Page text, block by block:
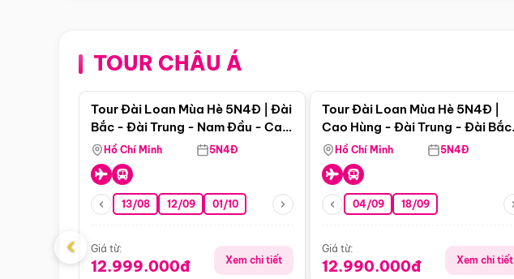
TOUR CHÂU ÁĐiểm nổi bật
Tour Đài Loan Mùa Hè 5N4Đ | Đài
Bắc - Đài Trung - Nam Đầu - Cao
Hùng ( Bay Vn)
Hồ Chí Minh 5N4Đ
13/08 12/09 01/10
Giá từ:
12.999.000đ Xem chi tiết
Tour Đài Loan Mùa Hè 5N4Đ |
Cao Hùng - Đài Trung - Đài Bắc
(Bay Vj)
Hồ Chí Minh 5N4Đ
04/09 18/09
Giá từ:
12.990.000đ Xem chi tiết
‹